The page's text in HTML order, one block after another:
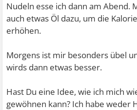
Nudeln esse ich dann am Abend.
auch etwas Öl dazu, um die
erhöhen.
Morgens ist mir besonders übel
wirds dann etwas besser.
Hast Du eine Idee, wie ich mich
gewöhnen kann? Ich habe weder